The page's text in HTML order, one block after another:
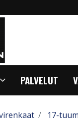
PALVELUT
17-